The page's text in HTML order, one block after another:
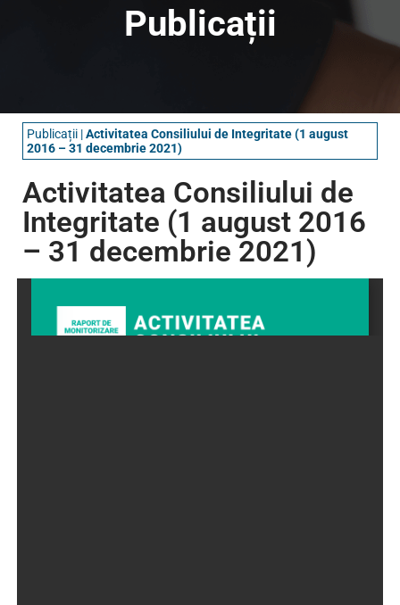
Publicații
Publicații |Activitatea Consiliului de Integritate (1 august
2016 – 31 decembrie 2021)
Activitatea Consiliului de
Integritate (1 august 2016
– 31 decembrie 2021)